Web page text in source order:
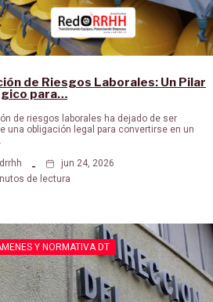
de Riesgos Laborales: Un Pilar
para…
de riesgos laborales ha dejado de ser
una obligación legal para convertirse en un
jun 24, 2026
de lectura
Y NORMATIVA DT